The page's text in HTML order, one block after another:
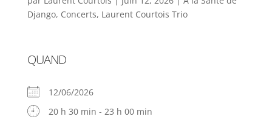
Django, Concerts, Laurent Courtois Trio
QUAND
12/06/2026
20 h 30 min - 23 h 00 min